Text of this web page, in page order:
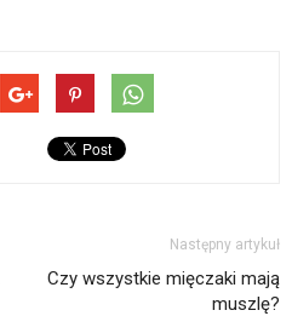
Następny artykuł
Czy wszystkie mięczaki mają
muszlę?